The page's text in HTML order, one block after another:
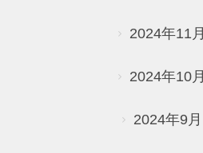
2024年11月
2024年10月
2024年9月